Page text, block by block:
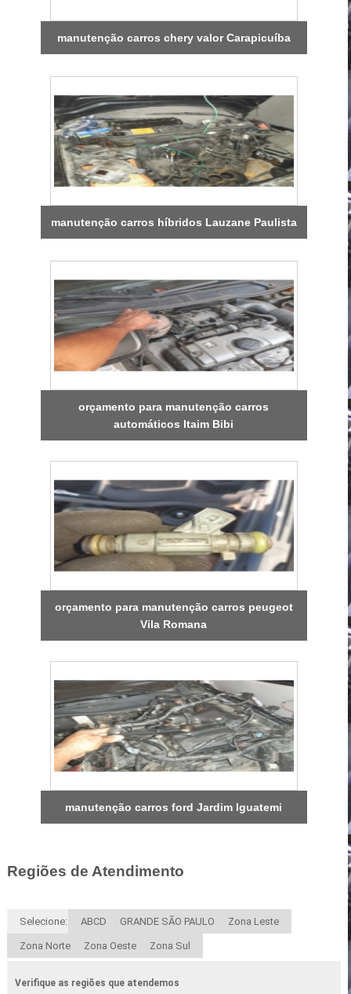
manutenção carros chery valor Carapicuíba
manutenção carros híbridos Lauzane Paulista
orçamento para manutenção carros
automáticos Itaim Bibi
orçamento para manutenção carros peugeot
Vila Romana
manutenção carros ford Jardim Iguatemi
Regiões de Atendimento
Selecione: ABCD GRANDE SÃO PAULO Zona Leste
Zona Norte Zona Oeste Zona Sul
Verifique as regiões que atendemos